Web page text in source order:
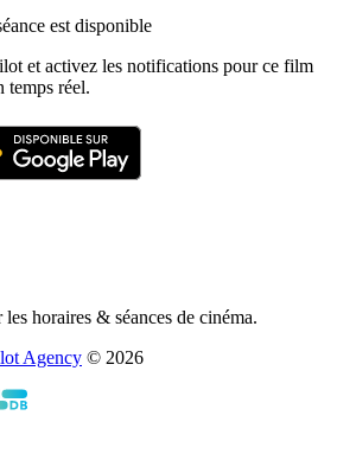
est disponible
et activez les notifications pour ce film
temps réel.
horaires & séances de cinéma.
Agency © 2026